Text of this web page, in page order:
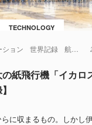
TECHNOLOGY
ション 世界記録 航空機
紙飛行機「イカロ
に収まるもの。しかし